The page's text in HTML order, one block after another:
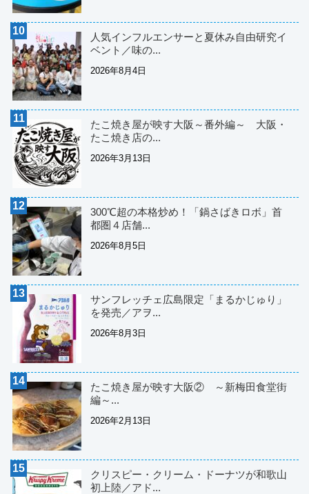
人気インフルエンサーと夏休み自由研究イ
ベント／味の...
2026年8月4日
たこ焼き屋が映す大阪～番外編～ 大阪・
たこ焼き店の...
2026年3月13日
300℃超の本格炒め！「鍋さばきロボ」首
都圏４店舗...
2026年8月5日
サンフレッチェ広島限定「まるかじゅり」
を発売／アヲ...
2026年8月3日
たこ焼き屋が映す大阪② ～新梅田食堂街
編～...
2026年2月13日
クリスピー・クリーム・ドーナツが和歌山
初上陸／アド...